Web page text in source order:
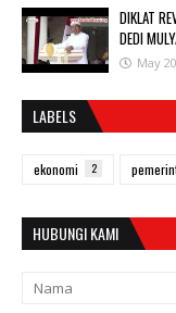
DIKLAT
DEDI
May
LABELS
ekonomi 2
HUBUNGI KAMI